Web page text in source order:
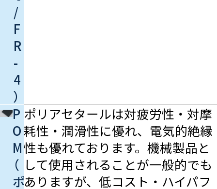
/
F
R
-
4
）
P
O
M
（
ポ
ポリアセタールは対疲労性・対摩
耗性・潤滑性に優れ、電気的絶縁
性も優れております。機械製品と
して使用されることが一般的でも
ありますが、低コスト・ハイパフ